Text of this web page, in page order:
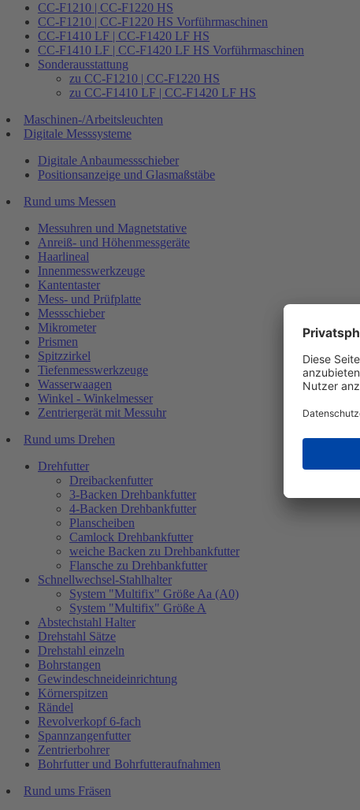
CC-F1210 | CC-F1220 HS
CC-F1210 | CC-F1220 HS Vorführmaschinen
CC-F1410 LF | CC-F1420 LF HS
CC-F1410 LF | CC-F1420 LF HS Vorführmaschinen
Sonderausstattung
zu CC-F1210 | CC-F1220 HS
zu CC-F1410 LF | CC-F1420 LF HS
Maschinen-/Arbeitsleuchten
Digitale Messsysteme
Digitale Anbaumessschieber
Positionsanzeige und Glasmaßstäbe
Rund ums Messen
Messuhren und Magnetstative
Anreiß- und Höhenmessgeräte
Haarlineal
Innenmesswerkzeuge
Kantentaster
Mess- und Prüfplatte
Messschieber
Mikrometer
Prismen
Spitzzirkel
Tiefenmesswerkzeuge
Wasserwaagen
Winkel - Winkelmesser
Zentriergerät mit Messuhr
Rund ums Drehen
Drehfutter
Dreibackenfutter
3-Backen Drehbankfutter
4-Backen Drehbankfutter
Planscheiben
Camlock Drehbankfutter
weiche Backen zu Drehbankfutter
Flansche zu Drehbankfutter
Schnellwechsel-Stahlhalter
System "Multifix" Größe Aa (A0)
System "Multifix" Größe A
Abstechstahl Halter
Drehstahl Sätze
Drehstahl einzeln
Bohrstangen
Gewindeschneideinrichtung
Körnerspitzen
Rändel
Revolverkopf 6-fach
Spannzangenfutter
Zentrierbohrer
Bohrfutter und Bohrfutteraufnahmen
Rund ums Fräsen